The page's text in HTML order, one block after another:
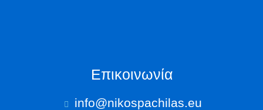
Επικοινωνία
info@nikospachilas.eu​